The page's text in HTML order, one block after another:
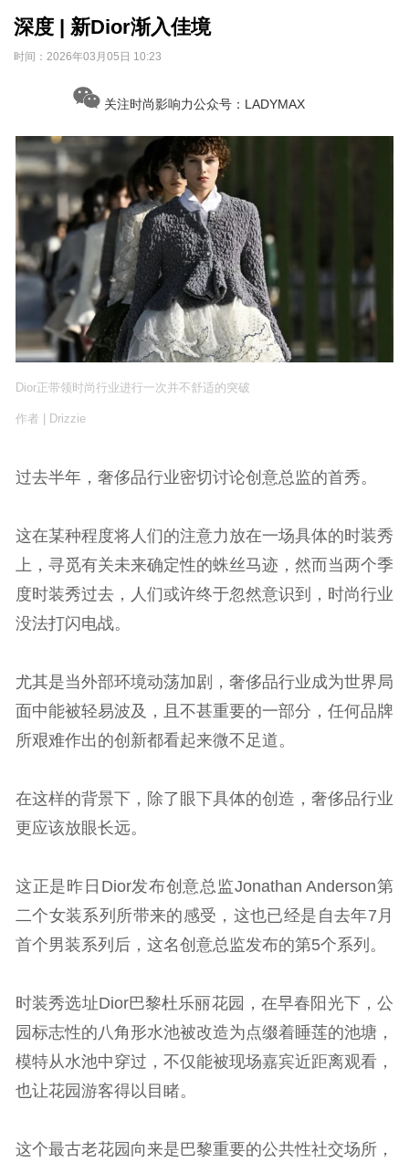
深度 | 新Dior渐入佳境
时间： 2026年03月05日 10:23
关注时尚影响力公众号：LADYMAX
Dior正带领时尚行业进行一次并不舒适的突破
作者 | Drizzie
过去半年，奢侈品行业密切讨论创意总监的首秀。
这在某种程度将人们的注意力放在一场具体的时装秀
上，寻觅有关未来确定性的蛛丝马迹，然而当两个季
度时装秀过去，人们或许终于忽然意识到，时尚行业
没法打闪电战。
尤其是当外部环境动荡加剧，奢侈品行业成为世界局
面中能被轻易波及，且不甚重要的一部分，任何品牌
所艰难作出的创新都看起来微不足道。
在这样的背景下，除了眼下具体的创造，奢侈品行业
更应该放眼长远。
这正是昨日Dior发布创意总监Jonathan Anderson第
二个女装系列所带来的感受，这也已经是自去年7月
首个男装系列后，这名创意总监发布的第5个系列。
时装秀选址Dior巴黎杜乐丽花园，在早春阳光下，公
园标志性的八角形水池被改造为点缀着睡莲的池塘，
模特从水池中穿过，不仅能被现场嘉宾近距离观看，
也让花园游客得以目睹。
这个最古老花园向来是巴黎重要的公共性社交场所，